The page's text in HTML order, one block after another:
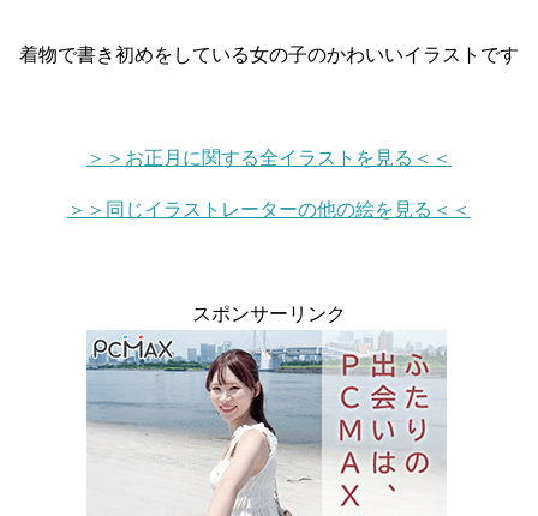
着物で書き初めをしている女の子のかわいいイラストです
＞＞お正月に関する全イラストを見る＜＜
＞＞同じイラストレーターの他の絵を見る＜＜
スポンサーリンク